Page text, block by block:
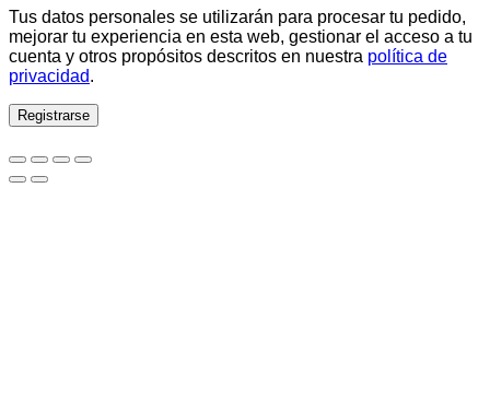
Tus datos personales se utilizarán para procesar tu pedido,
mejorar tu experiencia en esta web, gestionar el acceso a tu
cuenta y otros propósitos descritos en nuestra política de
privacidad.
Registrarse